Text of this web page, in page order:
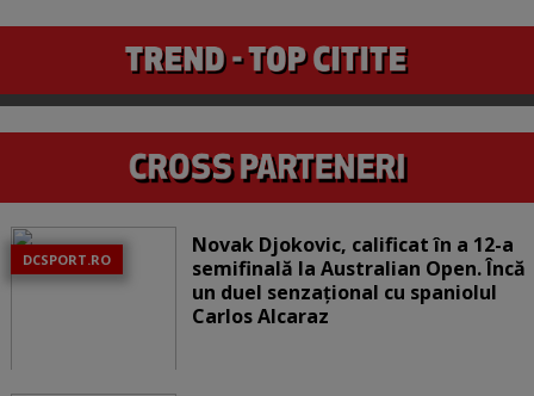
DCSPORT.RO
Novak Djokovic, calificat în a 12-a
semifinală la Australian Open. Încă
un duel senzațional cu spaniolul
Carlos Alcaraz